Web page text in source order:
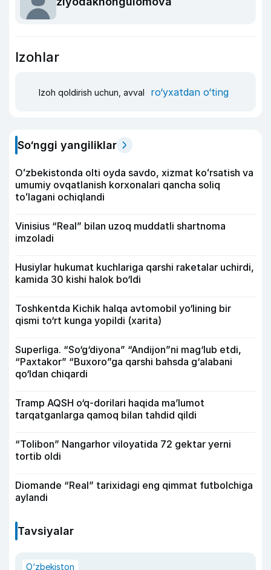
Izohlar
Izoh qoldirish uchun, avval ro‘yxatdan o‘ting
So‘nggi yangiliklar
Oʻzbekistonda olti oyda savdo, xizmat koʻrsatish va
umumiy ovqatlanish korxonalari qancha soliq
toʻlagani ochiqlandi
Vinisius “Real” bilan uzoq muddatli shartnoma
imzoladi
Husiylar hukumat kuchlariga qarshi raketalar uchirdi,
kamida 30 kishi halok bo‘ldi
Toshkentda Kichik halqa avtomobil yo‘lining bir
qismi to‘rt kunga yopildi (xarita)
Superliga. “So‘g‘diyona” “Andijon”ni mag‘lub etdi,
“Paxtakor” “Buxoro”ga qarshi bahsda g‘alabani
qo‘ldan chiqardi
Tramp AQSH o‘q-dorilari haqida ma’lumot
tarqatganlarga qamoq bilan tahdid qildi
“Tolibon” Nangarhor viloyatida 72 gektar yerni
tortib oldi
Diomande “Real” tarixidagi eng qimmat futbolchiga
aylandi
Tavsiyalar
O‘zbekiston